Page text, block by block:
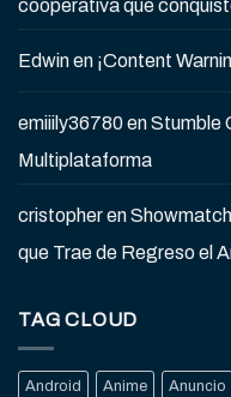
cooperativa que
Edwinen ¡Content
emiiily36780enStumble
Multiplataforma
cristopheren
que Trae de Regreso el
TAG CLOUD
Android Anime Anuncio